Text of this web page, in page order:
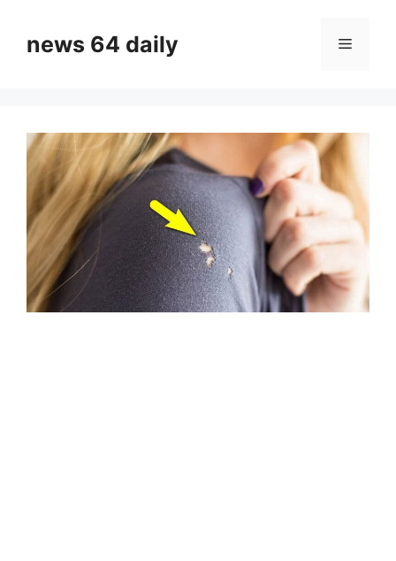
contentnews 64 daily Menu